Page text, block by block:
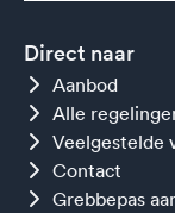
Direct naar
Aanbod
Alle
Veelgestelde
Contact
Grebbepas